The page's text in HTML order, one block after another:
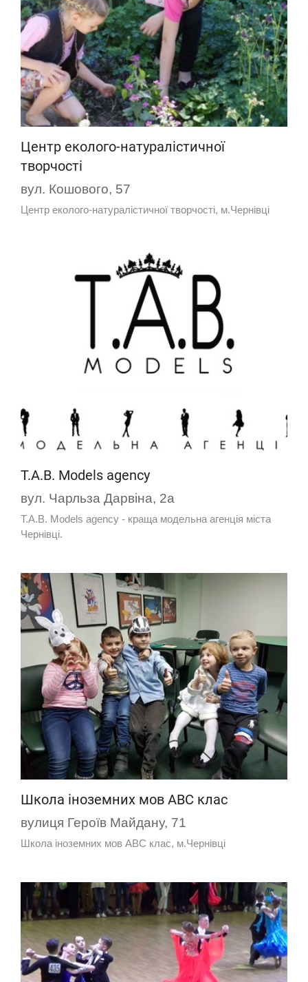
Центр еколого-натуралістичної
творчості
вул. Кошового, 57
Центр еколого-натуралістичної творчості, м.Чернівці
T.A.B. Models agency
вул. Чарльза Дарвіна, 2а
T.A.B. Models agency - краща модельна агенція міста
Чернівці.
Школа іноземних мов АВС клас
вулиця Героїв Майдану, 71
Школа іноземних мов АВС клас, м.Чернівці